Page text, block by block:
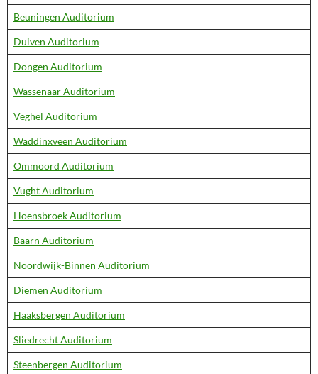
Beuningen Auditorium
Duiven Auditorium
Dongen Auditorium
Wassenaar Auditorium
Veghel Auditorium
Waddinxveen Auditorium
Ommoord Auditorium
Vught Auditorium
Hoensbroek Auditorium
Baarn Auditorium
Noordwijk-Binnen Auditorium
Diemen Auditorium
Haaksbergen Auditorium
Sliedrecht Auditorium
Steenbergen Auditorium